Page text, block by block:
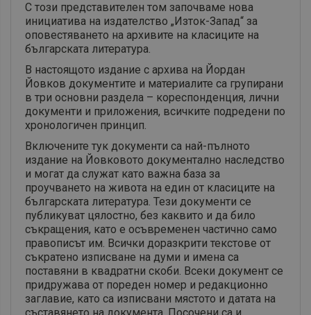
С този представителен том започваме нова
инициатива на издателство „Изток-Запад“ за
оповестяването на архивите на класиците на
българската литература.
В настоящото издание с архива на Йордан
Йовков документите и материалите са групирани
в три основни раздела – кореспонденция, лични
документи и приложения, всичките подредени по
хронологичен принцип.
Включените тук документи са най-пълното
издание на Йовковото документално наследство
и могат да служат като важна база за
проучването на живота на един от класиците на
българската литература. Тези документи се
публикуват цялостно, без каквито и да било
съкращения, като е осъвременен частично само
правописът им. Всички доразкрити текстове от
съкратено изписване на думи и имена са
поставяни в квадратни скоби. Всеки документ се
придружава от пореден номер и редакционно
заглавие, като са изписвани мястото и датата на